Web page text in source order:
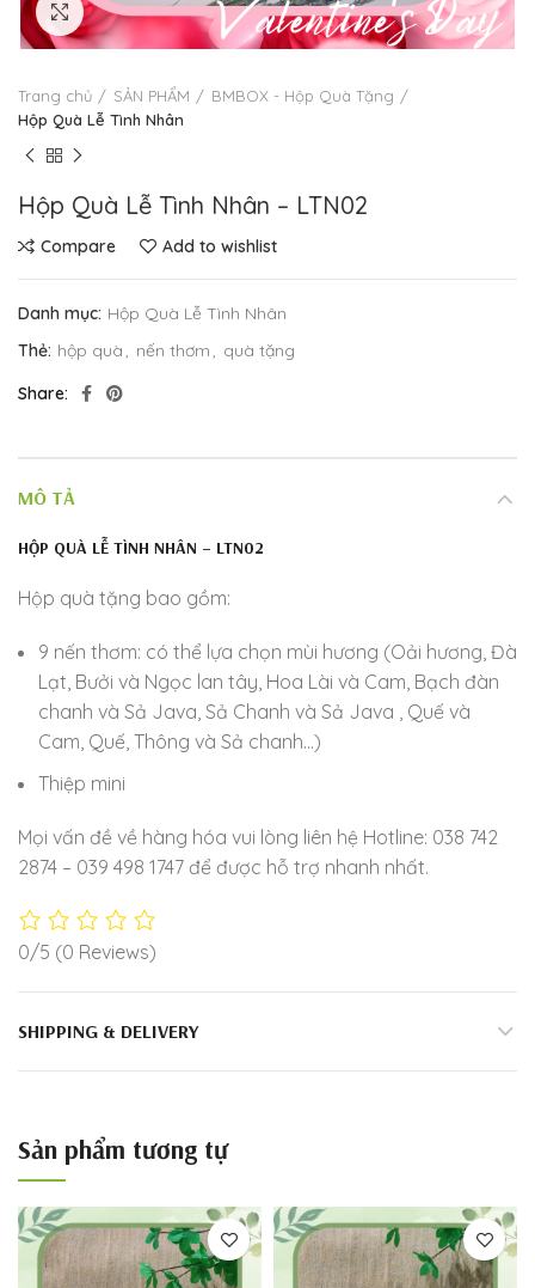
Click to enlarge
Trang chủ SẢN PHẨM
BMBOX - Hộp Quà Tặng
Hộp Quà Lễ Tình Nhân
Hộp Quà Lễ Tình Nhân – LTN02
Compare Add to wishlist
Danh mục: Hộp Quà Lễ Tình Nhân
Thẻ: hộp quà, nến thơm, quà tặng
Share
MÔ TẢ
HỘP QUÀ LỄ TÌNH NHÂN – LTN02
Hộp quà tặng bao gồm:
9 nến thơm: có thể lựa chọn mùi hương (Oải hương, Đà
Lạt, Bưởi và Ngọc lan tây, Hoa Lài và Cam, Bạch đàn
chanh và Sả Java, Sả Chanh và Sả Java , Quế và
Cam, Quế, Thông và Sả chanh…)
Thiệp mini
Mọi vấn đề về hàng hóa vui lòng liên hệ Hotline: 038 742
2874 – 039 498 1747 để được hỗ trợ nhanh nhất.
0/5 (0 Reviews)
SHIPPING & DELIVERY
Sản phẩm tương tự